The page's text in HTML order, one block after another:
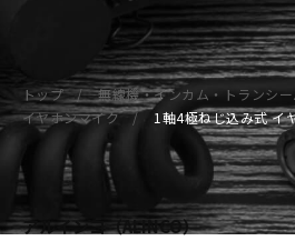
トップ
無線機・インカム・トランシ
イヤホンマイク
1軸4極ねじ込み式 イ
アルインコ（ALINCO）